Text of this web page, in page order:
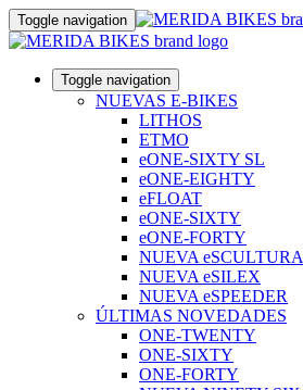
Toggle navigation
Toggle navigation
NUEVAS E-BIKES
LITHOS
ETMO
eONE-SIXTY SL
eONE-EIGHTY
eFLOAT
eONE-SIXTY
eONE-FORTY
NUEVA eSCULTURA
NUEVA eSILEX
NUEVA eSPEEDER
ÚLTIMAS NOVEDADES
ONE-TWENTY
ONE-SIXTY
ONE-FORTY